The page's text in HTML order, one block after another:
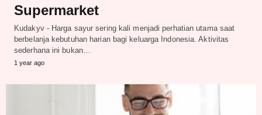
Supermarket
Kudakyv - Harga sayur sering kali menjadi perhatian utama saat
berbelanja kebutuhan harian bagi keluarga Indonesia. Aktivitas
sederhana ini bukan…
1 year ago